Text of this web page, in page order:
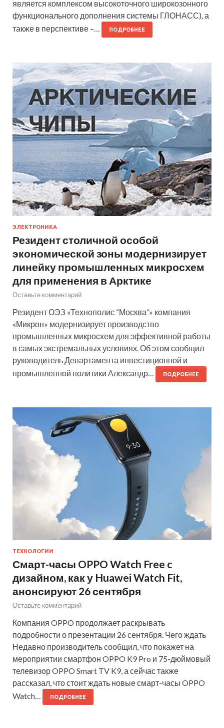
является комплексом высокоточного широкозонного
функционального дополнения системы ГЛОНАСС), а
также в перспективе –…
ПОДРОБНЕЕ
ЭЛЕКТРОНИКА
Резидент столичной особой
экономической зоны модернизирует
линейку промышленных микросхем
для применения в Арктике
Оставьте комментарий
Резидент ОЭЗ «Технополис “Москва”» компания
«Микрон» модернизирует производство
промышленных микросхем для эффективной работы
в самых экстремальных условиях. Об этом сообщил
руководитель Департамента инвестиционной и
промышленной политики Александр…
ПОДРОБНЕЕ
ТЕХНОЛОГИИ
Смарт-часы OPPO Watch Free c
дизайном, как у Huawei Watch Fit,
анонсируют 26 сентября
Оставьте комментарий
Компания OPPO продолжает раскрывать
подробности о презентации 26 сентября. Чего ждать
Недавно производитель сообщил, что покажет на
мероприятии смартфон OPPO K9 Pro и 75-дюймовый
телевизор OPPO Smart TV K9, а сейчас также
рассказал, что стоит ждать новые смарт-часы OPPO
Watch…
ПОДРОБНЕЕ